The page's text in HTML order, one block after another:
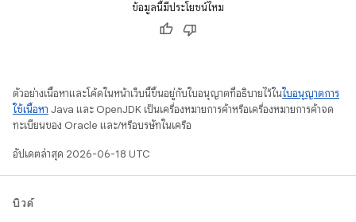
ข้อมูลนี้มีประโยชน์ไหม
ตัวอย่างเนื้อหาและโค้ดในหน้าเว็บนี้ขึ้นอยู่กับใบอนุญาตที่อธิบายไว้ในใบอนุญาตการ
ใช้เนื้อหา Java และ OpenJDK เป็นเครื่องหมายการค้าหรือเครื่องหมายการค้าจด
ทะเบียนของ Oracle และ/หรือบริษัทในเครือ
อัปเดตล่าสุด 2026-06-18 UTC
บิวด์